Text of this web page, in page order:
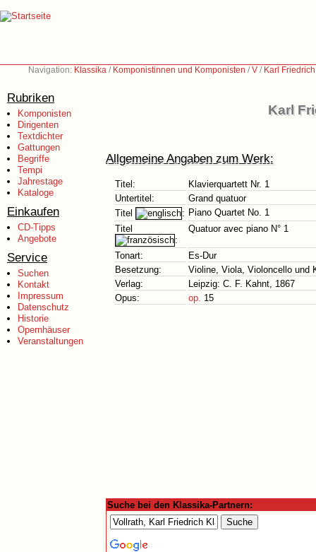
Navigation: Klassika / Komponistinnen und Komponisten /V / Karl
Rubriken
Komponisten
Dirigenten
Textdichter
Gattungen
Begriffe
Tempi
Jahrestage
Kataloge
Einkaufen
CD-Tipps
Angebote
Service
Suchen
Kontakt
Impressum
Datenschutz
Historie
Opernhäuser
Veranstaltungen
Karl
Allgemeine Angaben zum Werk:
Titel:
Klavierquartett Nr. 1
Untertitel:
Grand quatuor
Titel
: Piano Quartet No. 1
Titel
:
Quatuor avec piano N° 1
Tonart:
Es-Dur
Besetzung:
Violine, Viola, Violoncello und
Verlag:
Leipzig: C. F. Kahnt, 1867
Opus:
op. 15
Suche bei den Klassika-Partnern: